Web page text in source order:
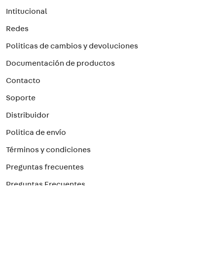
Intitucional
Redes
Politicas de cambios y devoluciones
Documentación de productos
Contacto
Soporte
Distribuidor
Politica de envío
Términos y condiciones
Preguntas frecuentes
Preguntas Frecuentes